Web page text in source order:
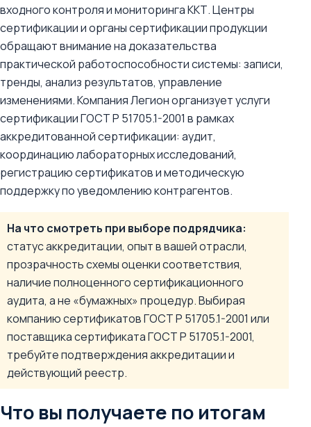
входного контроля и мониторинга ККТ. Центры
сертификации и органы сертификации продукции
обращают внимание на доказательства
практической работоспособности системы: записи,
тренды, анализ результатов, управление
изменениями. Компания Легион организует услуги
сертификации ГОСТ Р 51705.1-2001 в рамках
аккредитованной сертификации: аудит,
координацию лабораторных исследований,
регистрацию сертификатов и методическую
поддержку по уведомлению контрагентов.
На что смотреть при выборе подрядчика:
статус аккредитации, опыт в вашей отрасли,
прозрачность схемы оценки соответствия,
наличие полноценного сертификационного
аудита, а не «бумажных» процедур. Выбирая
компанию сертификатов ГОСТ Р 51705.1-2001 или
поставщика сертификата ГОСТ Р 51705.1-2001,
требуйте подтверждения аккредитации и
действующий реестр.
Что вы получаете по итогам